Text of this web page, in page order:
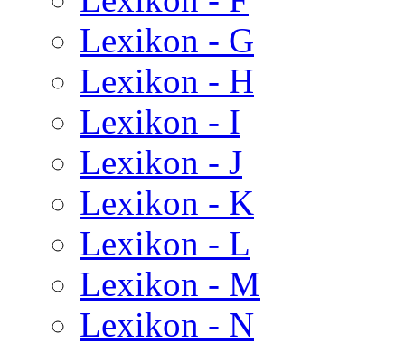
Lexikon - G
Lexikon - H
Lexikon - I
Lexikon - J
Lexikon - K
Lexikon - L
Lexikon - M
Lexikon - N